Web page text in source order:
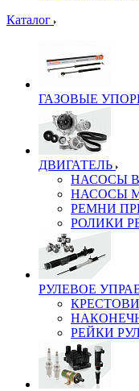
Каталог
ГАЗОВЫЕ
ДВИГАТЕЛЬ
НАСОСЫ
НАСОСЫ
РЕМНИ
РОЛИКИ
РУЛЕВОЕ
РЕЙКИ